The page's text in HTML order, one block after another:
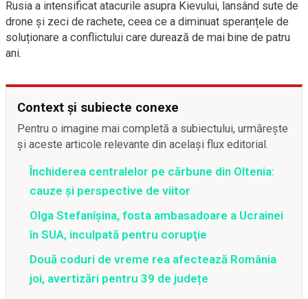
Rusia a intensificat atacurile asupra Kievului, lansând sute de
drone și zeci de rachete, ceea ce a diminuat speranțele de
soluționare a conflictului care durează de mai bine de patru
ani.
Context și subiecte conexe
Pentru o imagine mai completă a subiectului, urmărește
și aceste articole relevante din același flux editorial.
Închiderea centralelor pe cărbune din Oltenia:
cauze și perspective de viitor
Olga Stefanîşina, fosta ambasadoare a Ucrainei
în SUA, inculpată pentru corupţie
Două coduri de vreme rea afectează România
joi, avertizări pentru 39 de județe